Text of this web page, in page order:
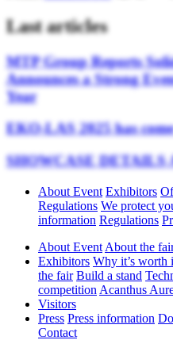
Last articles
MTP Group Reports
Announces a Strong
Year
EKO-LAS 2025 has
SHOWCASE DETAILS
About Event Exhibitors
Regulations We protect
information Regulations
About Event About the
Exhibitors Why it’s worth
the fair Build a stand
competition Acanthus
Visitors
Press Press information
Contact